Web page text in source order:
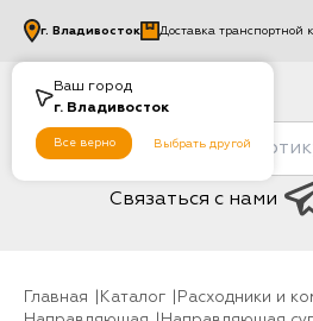
Ваш город
г. Владивосток
Все верно Выбрать другой
г. Владивосток Доставка транспортной
Связаться с нами
Главная Каталог
Расходники и